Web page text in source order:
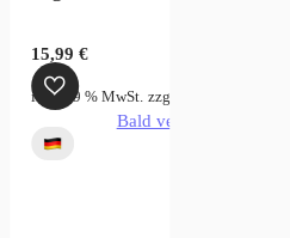
15,99€
inkl. 19 % MwSt. zzgl.
Bald verfügbar